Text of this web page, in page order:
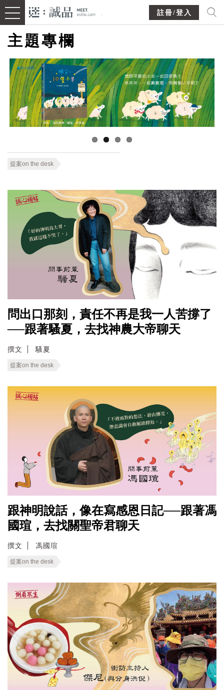
註冊/登入
主題專欄
提案on the desk
問出口那刻，責任不再是我一人苦撐了
──跟著騷夏，去找神農大帝聊天
撰文 騷夏
提案on the desk
跟神明說話，像在寫感恩日記──跟著馮
國瑄，去找關聖帝君聊天
撰文 馮國瑄
提案on the desk